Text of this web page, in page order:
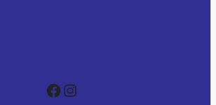
Facebook
Instagram